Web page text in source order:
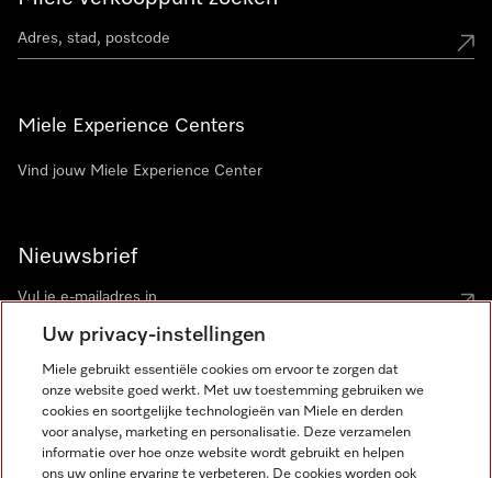
Miele Experience Centers
Vind jouw Miele Experience Center
Nieuwsbrief
Miele op Instagram
Miele op Facebook
Miele op Youtube
Uw privacy-instellingen
Miele gebruikt essentiële cookies om ervoor te zorgen dat
onze website goed werkt. Met uw toestemming gebruiken we
cookies en soortgelijke technologieën van Miele en derden
voor analyse, marketing en personalisatie. Deze verzamelen
informatie over hoe onze website wordt gebruikt en helpen
ons uw online ervaring te verbeteren. De cookies worden ook